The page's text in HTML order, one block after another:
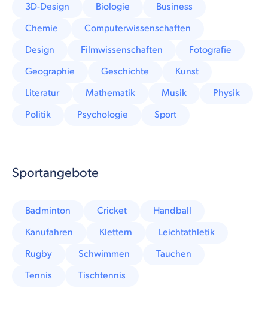
3D-Design Biologie
Business
Chemie
Computerwissenschaften
Design
Filmwissenschaften
Fotografie
Geographie
Geschichte
Kunst
Literatur
Mathematik Musik
Physik
Politik
Psychologie Sport
Sportangebote
Badminton Cricket
Handball
Kanufahren
Klettern
Leichtathletik
Rugby
Schwimmen
Tauchen
Tennis
Tischtennis